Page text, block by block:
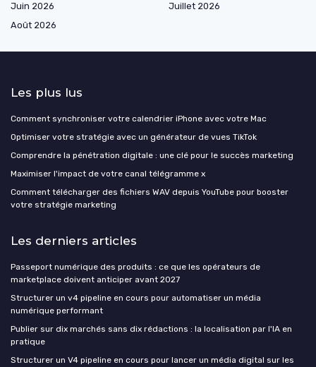
Juin 2026
Juillet 2026
Août 2026
Les plus lus
Comment synchroniser votre calendrier iPhone avec votre Mac
Optimiser votre stratégie avec un générateur de vues TikTok
Comprendre la pénétration digitale : une clé pour le succès marketing
Maximiser l'impact de votre canal télégramme x
Comment télécharger des fichiers WAV depuis YouTube pour booster
votre stratégie marketing
Les derniers articles
Passeport numérique des produits : ce que les opérateurs de
marketplace doivent anticiper avant 2027
Structurer un v4 pipeline en cours pour automatiser un média
numérique performant
Publier sur dix marchés sans dix rédactions : la localisation par l'IA en
pratique
Structurer un V4 pipeline en cours pour lancer un média digital sur les